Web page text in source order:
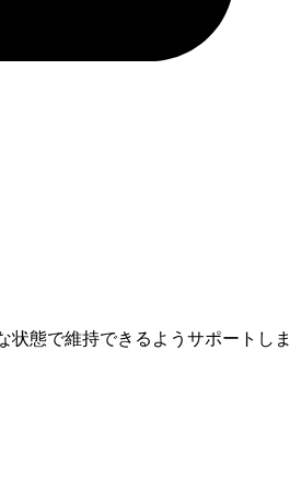
態で維持できるようサポートしま